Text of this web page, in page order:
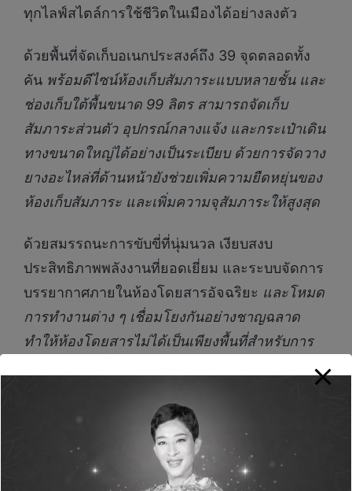
ทุกไลฟ์สไตล์การใช้ชีวิตในเมืองได้อย่างลงตัว
ด้วยพื้นที่จัดเก็บอเนกประสงค์ถึง 39 จุดตลอดทั้ง
คัน พร้อมดีไซน์ห้องเก็บสัมภาระแบบหลายชั้น และ
ช่องเก็บใต้พื้นขนาด 99 ลิตร สามารถจัดเก็บ
สัมภาระส่วนตัว อุปกรณ์กลางแจ้ง และกระเป๋าเดิน
ทางขนาดใหญ่ได้อย่างเป็นระเบียบ ด้วยการจัดวาง
ยางอะไหล่ที่ด้านหน้ายังช่วยเพิ่มความยืดหยุ่นของ
ห้องเก็บสัมภาระ และเพิ่มความจุสัมภาระให้สูงสุด
ด้วยสมรรถนะการขับขี่ที่นุ่มนวล เงียบสงบ
ประสิทธิภาพพลังงานที่ยอดเยี่ยม และระบบจัดการ
บรรยากาศภายในห้องโดยสารอัจฉริยะ และโหมด
การทำงานต่าง ๆ เชื่อมโยงกันอย่างชาญฉลาด
ทำให้ห้องโดยสารไม่ได้เป็นเพียงพื้นที่สำหรับการ